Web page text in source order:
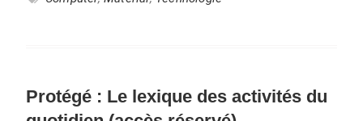
Protégé : Le lexique des activités du